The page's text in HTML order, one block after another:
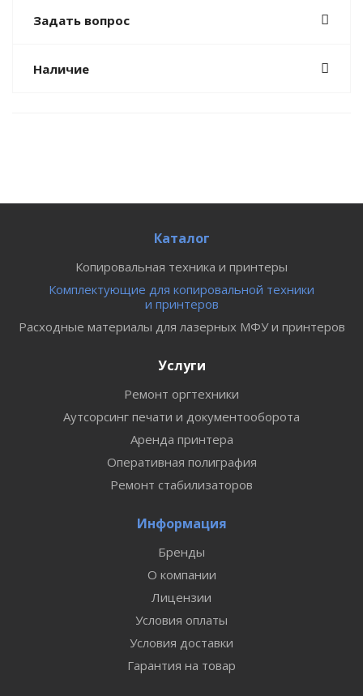
Задать вопрос
Наличие
Каталог
Копировальная техника и принтеры
Комплектующие для копировальной техники
и принтеров
Расходные материалы для лазерных МФУ и принтеров
Услуги
Ремонт оргтехники
Аутсорсинг печати и документооборота
Аренда принтера
Оперативная полиграфия
Ремонт стабилизаторов
Информация
Бренды
О компании
Лицензии
Условия оплаты
Условия доставки
Гарантия на товар